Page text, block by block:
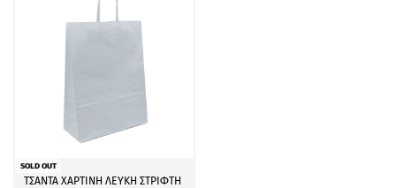
SOLD OUT
ΤΣΑΝΤΑ ΧΑΡΤΙΝΗ ΛΕΥΚΗ ΣΤΡΙΦΤΗ